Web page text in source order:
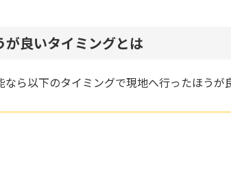
良いタイミングとは
ら以下のタイミングで現地へ行ったほうが